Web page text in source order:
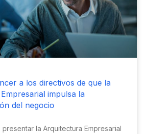
a los directivos de que la
impulsa la
del negocio
la Arquitectura Empresarial